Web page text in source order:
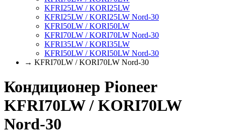
KFRI25LW / KORI25LW
KFRI25LW / KORI25LW Nord-30
KFRI50LW / KORI50LW
KFRI70LW / KORI70LW Nord-30
KFRI35LW / KORI35LW
KFRI50LW / KORI50LW Nord-30
→ KFRI70LW / KORI70LW Nord-30
Кондиционер Pioneer
KFRI70LW / KORI70LW
Nord-30